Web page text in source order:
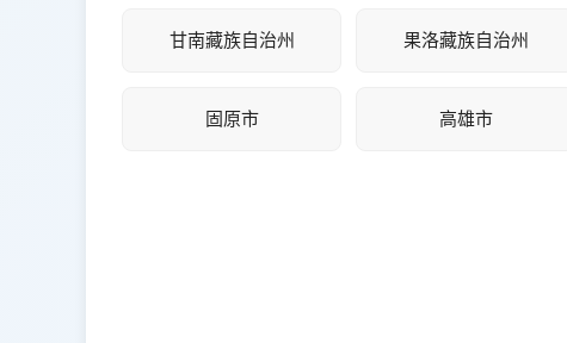
甘南藏族自治州 果洛藏族自治州
固原市 高雄市